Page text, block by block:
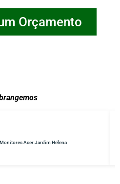
Orçamento
Jardim Helena